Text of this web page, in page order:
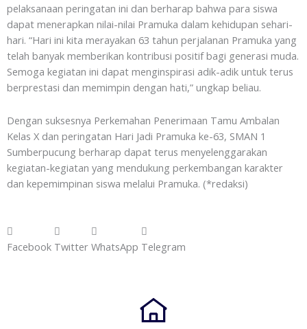
pelaksanaan peringatan ini dan berharap bahwa para siswa
dapat menerapkan nilai-nilai Pramuka dalam kehidupan sehari-
hari. “Hari ini kita merayakan 63 tahun perjalanan Pramuka yang
telah banyak memberikan kontribusi positif bagi generasi muda.
Semoga kegiatan ini dapat menginspirasi adik-adik untuk terus
berprestasi dan memimpin dengan hati,” ungkap beliau.
Dengan suksesnya Perkemahan Penerimaan Tamu Ambalan
Kelas X dan peringatan Hari Jadi Pramuka ke-63, SMAN 1
Sumberpucung berharap dapat terus menyelenggarakan
kegiatan-kegiatan yang mendukung perkembangan karakter
dan kepemimpinan siswa melalui Pramuka. (*redaksi)
Facebook Twitter WhatsApp Telegram